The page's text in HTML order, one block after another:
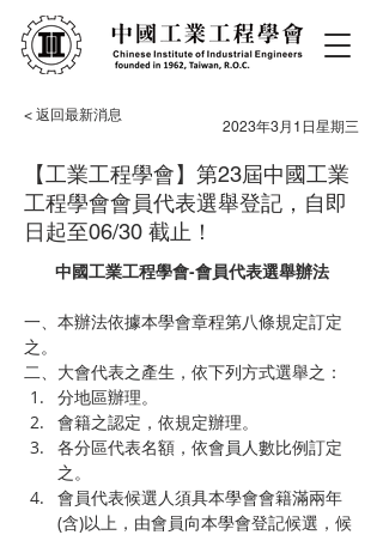
< 返回最新消息
2023年3月1日星期三
【工業工程學會】第23屆中國工業
工程學會會員代表選舉登記，自即
日起至06/30 截止！
中國工業工程學會-會員代表選舉辦法
一、本辦法依據本學會章程第八條規定訂定
之。
二、大會代表之產生，依下列方式選舉之：
分地區辦理。
會籍之認定，依規定辦理。
各分區代表名額，依會員人數比例訂定
之。
會員代表候選人須具本學會會籍滿兩年
(含)以上，由會員向本學會登記候選，候